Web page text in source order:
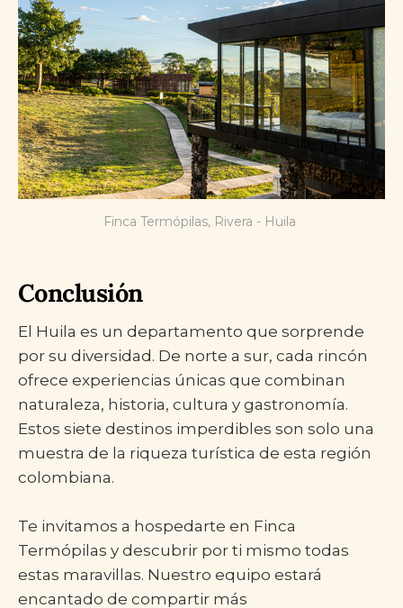
Finca Termópilas, Rivera - Huila
Conclusión
El Huila es un departamento que sorprende
por su diversidad. De norte a sur, cada rincón
ofrece experiencias únicas que combinan
naturaleza, historia, cultura y gastronomía.
Estos siete destinos imperdibles son solo una
muestra de la riqueza turística de esta región
colombiana.
Te invitamos a hospedarte en Finca
Termópilas y descubrir por ti mismo todas
estas maravillas. Nuestro equipo estará
encantado de compartir más